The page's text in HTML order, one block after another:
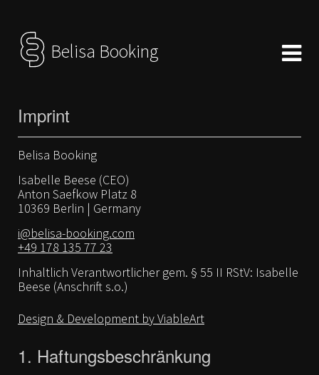
Belisa Booking
Imprint
Belisa Booking
Isabelle Beese (CEO)
Anton Saefkow Platz 8
10369 Berlin | Germany
i@belisa-booking.com
+49 178 135 77 23
Inhaltlich Verantwortlicher gem. § 55 II RStV: Isabelle
Beese (Anschrift s.o.)
Design & Development by ViableArt
1. Haftungsbeschränkung